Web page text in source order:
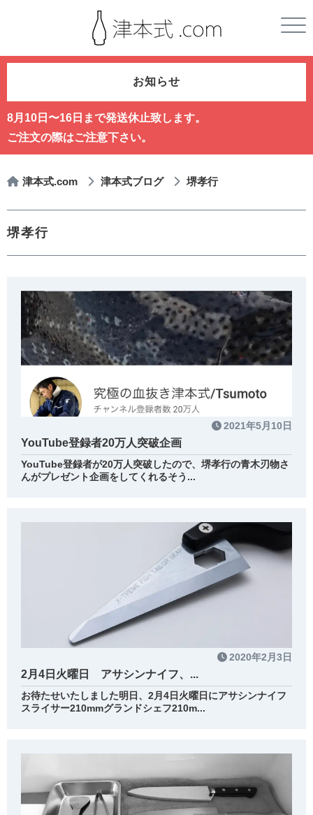
お知らせ
8月10日〜16日まで発送休止致します。
ご注文の際はご注意下さい。
津本式.com 津本式ブログ 堺孝行
堺孝行
2021年5月10日
YouTube登録者20万人突破企画
YouTube登録者が20万人突破したので、堺孝行の青木刃物さ
んがプレゼント企画をしてくれるそう...
2020年2月3日
2月4日火曜日 アサシンナイフ、...
お待たせいたしました明日、2月4日火曜日にアサシンナイフ
スライサー210mmグランドシェフ210m...